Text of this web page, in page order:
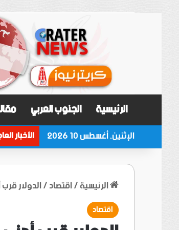
الرئيسية الجنوب العربي
الإثنين, أغسطس 10 2026 الأخبار
الرئيسية/اقتصاد/الدولار
اقتصاد